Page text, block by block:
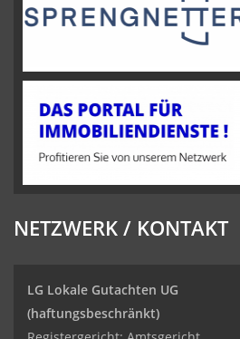
NETZWERK / KONTAKT
LG Lokale Gutachten UG
(haftungsbeschränkt)